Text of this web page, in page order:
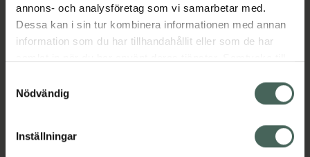
annons- och analysföretag som vi samarbetar med.
Dessa kan i sin tur kombinera informationen med annan
information som du har tillhandahållit eller som de har
återkalla ditt samtycke via webbplatsens
cookieinställningar. Ett återkallat samtycke påverkar inte
lagligheten av behandling som skett innan återkallelsen.
Nödvändig
Inställningar
Läs alltid bipacksedeln innan
användning.
Kronans Apotek finns här för dig. Du hittar oss från Skåne i